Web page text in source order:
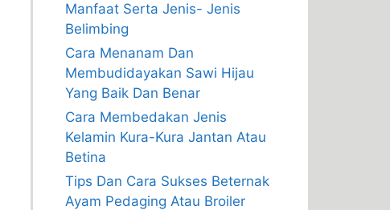
Manfaat Serta Jenis- Jenis
Belimbing
Cara Menanam Dan
Membudidayakan Sawi Hijau
Yang Baik Dan Benar
Cara Membedakan Jenis
Kelamin Kura-Kura Jantan Atau
Betina
Tips Dan Cara Sukses Beternak
Ayam Pedaging Atau Broiler